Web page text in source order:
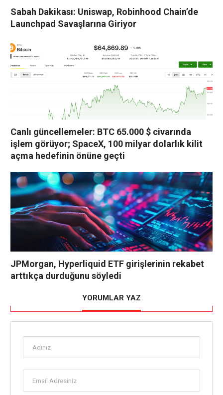
Sabah Dakikası: Uniswap, Robinhood Chain’de
Launchpad Savaşlarına Giriyor
Canlı güncellemeler: BTC 65.000 $ civarında
işlem görüyor; SpaceX, 100 milyar dolarlık kilit
açma hedefinin önüne geçti
JPMorgan, Hyperliquid ETF girişlerinin rekabet
arttıkça durduğunu söyledi
YORUMLAR YAZ